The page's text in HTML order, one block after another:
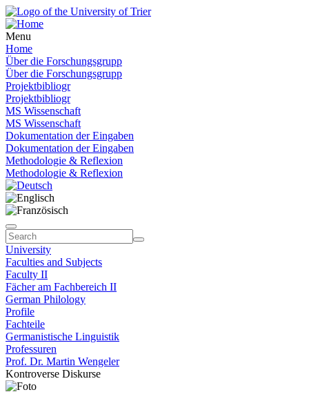
Menu
Home
Über die Forschungsgrupp
Über die Forschungsgrupp
Projektbibliogr
Projektbibliogr
MS Wissenschaft
MS Wissenschaft
Dokumentation der Eingaben
Dokumentation der Eingaben
Methodologie & Reflexion
Methodologie & Reflexion
University
Faculties and Subjects
Faculty II
Fächer am Fachbereich II
German Philology
Profile
Fachteile
Germanistische Linguistik
Professuren
Prof. Dr. Martin Wengeler
Kontroverse Diskurse